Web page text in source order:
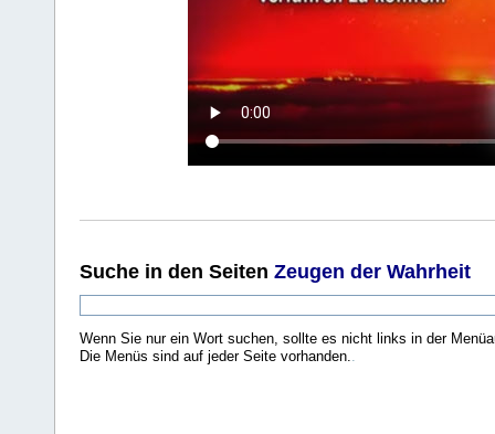
Suche in den Seiten Zeugen der Wahrheit
Wenn Sie nur ein Wort suchen, sollte es nicht links in der
Die Menüs sind auf jeder Seite vorhanden.